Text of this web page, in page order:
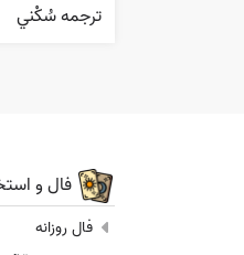
ترجمه سُکْني
فال و
فال روزانه